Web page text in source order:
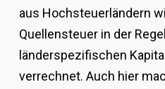
aus Hochsteuerländern
Quellensteuer in der
länderspezifischen
verrechnet. Auch hier